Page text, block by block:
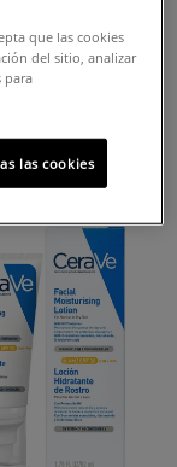
que las cookies
del sitio, analizar
para
las cookies